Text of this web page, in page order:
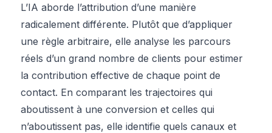
L’IA aborde l’attribution d’une manière
radicalement différente. Plutôt que d’appliquer
une règle arbitraire, elle analyse les parcours
réels d’un grand nombre de clients pour estimer
la contribution effective de chaque point de
contact. En comparant les trajectoires qui
aboutissent à une conversion et celles qui
n’aboutissent pas, elle identifie quels canaux et